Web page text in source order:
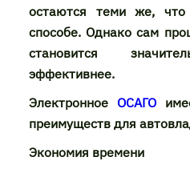
остаются теми же,
способе. Однако сам
становится
эффективнее.
Электронное ОСАГО
преимуществ для
Экономия времени